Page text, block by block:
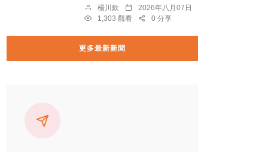
楊川欽
2026年八月07日
1,303 觀看
0 分享
更多最新新聞